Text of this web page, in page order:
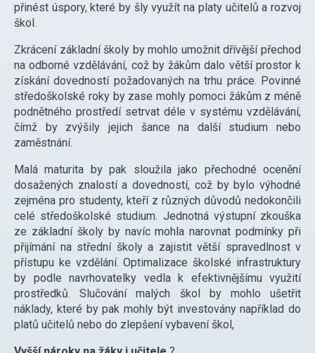
přinést úspory, které by šly využít na platy učitelů a rozvoj
škol.
Zkrácení základní školy by mohlo umožnit dřívější přechod
na odborné vzdělávání, což by žákům dalo větší prostor k
získání dovedností požadovaných na trhu práce. Povinné
středoškolské roky by zase mohly pomoci žákům z méně
podnětného prostředí setrvat déle v systému vzdělávání,
čímž by zvýšily jejich šance na další studium nebo
zaměstnání.
Malá maturita by pak sloužila jako přechodné ocenění
dosažených znalostí a dovedností, což by bylo výhodné
zejména pro studenty, kteří z různých důvodů nedokončili
celé středoškolské studium. Jednotná výstupní zkouška
ze základní školy by navíc mohla narovnat podmínky při
přijímání na střední školy a zajistit větší spravedlnost v
přístupu ke vzdělání. Optimalizace školské infrastruktury
by podle navrhovatelky vedla k efektivnějšímu využití
prostředků. Slučování malých škol by mohlo ušetřit
náklady, které by pak mohly být investovány například do
platů učitelů nebo do zlepšení vybavení škol,